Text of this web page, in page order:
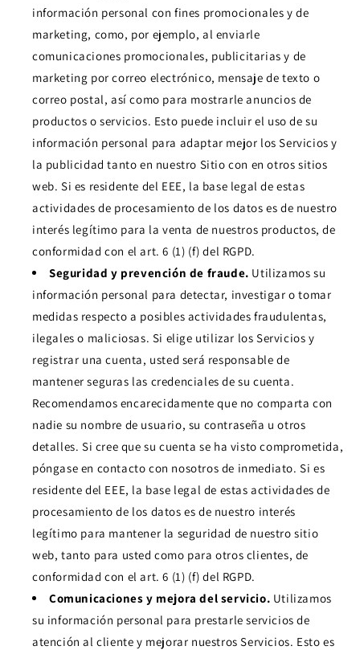
información personal con fines promocionales y de
marketing, como, por ejemplo, al enviarle
comunicaciones promocionales, publicitarias y de
marketing por correo electrónico, mensaje de texto o
correo postal, así como para mostrarle anuncios de
productos o servicios. Esto puede incluir el uso de su
información personal para adaptar mejor los Servicios y
la publicidad tanto en nuestro Sitio con en otros sitios
web. Si es residente del EEE, la base legal de estas
actividades de procesamiento de los datos es de nuestro
interés legítimo para la venta de nuestros productos, de
conformidad con el art. 6 (1) (f) del RGPD.
Seguridad y prevención de fraude. Utilizamos su
información personal para detectar, investigar o tomar
medidas respecto a posibles actividades fraudulentas,
ilegales o maliciosas. Si elige utilizar los Servicios y
registrar una cuenta, usted será responsable de
mantener seguras las credenciales de su cuenta.
Recomendamos encarecidamente que no comparta con
nadie su nombre de usuario, su contraseña u otros
detalles. Si cree que su cuenta se ha visto comprometida,
póngase en contacto con nosotros de inmediato. Si es
residente del EEE, la base legal de estas actividades de
procesamiento de los datos es de nuestro interés
legítimo para mantener la seguridad de nuestro sitio
web, tanto para usted como para otros clientes, de
conformidad con el art. 6 (1) (f) del RGPD.
Comunicaciones y mejora del servicio. Utilizamos
su información personal para prestarle servicios de
atención al cliente y mejorar nuestros Servicios. Esto es